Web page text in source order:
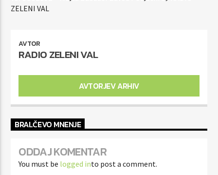
ZELENI VAL
AVTOR
RADIO ZELENI VAL
AVTORJEV ARHIV
BRALČEVO MNENJE
ODDAJ KOMENTAR
You must be logged into post a comment.